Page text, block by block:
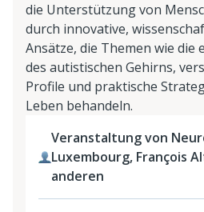
die Unterstützung von
durch innovative,
Ansätze, die Themen wie die
des autistischen Gehirns,
Profile und praktische
Leben behandeln.
Veranstaltung von
Luxembourg, François
anderen